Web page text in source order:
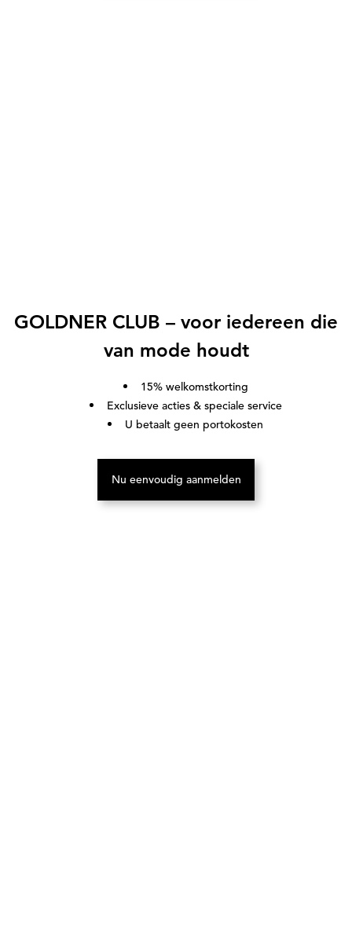
GOLDNER CLUB – voor iedereen die
van mode houdt
15% welkomstkorting
Exclusieve acties & speciale service
U betaalt geen portokosten
Nu eenvoudig aanmelden(Opent in een nieuw tabblad)